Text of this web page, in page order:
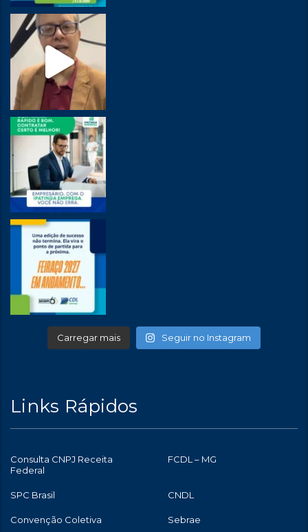
Carregar mais Seguir no Instagram
Links Rápidos
Consulta CNPJ Receita
Federal
FCDL – MG
SPC Brasil CNDL
Convenção Coletiva Sebrae